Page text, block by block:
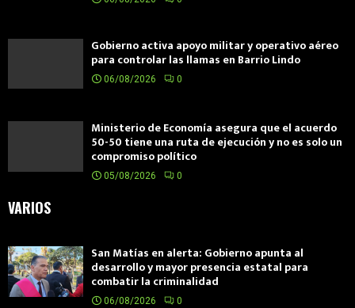
Gobierno activa apoyo militar y operativo aéreo
para controlar las llamas en Barrio Lindo
06/08/2026 0
Ministerio de Economía asegura que el acuerdo
50-50 tiene una ruta de ejecución y no es solo un
compromiso político
05/08/2026 0
VARIOS
San Matías en alerta: Gobierno apunta al
desarrollo y mayor presencia estatal para
combatir la criminalidad
06/08/2026 0